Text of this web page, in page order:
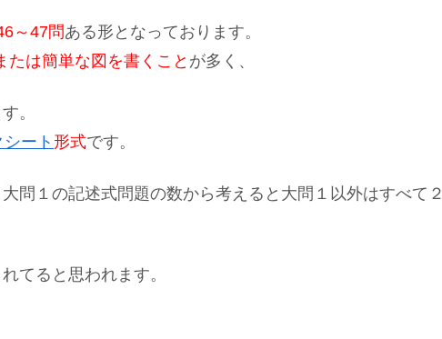
～47問ある形となっております。
は簡単な図を書くこと が多く、
。
ート 形式です。
問１の記述式問題の数から考えると大問１以外はすべて２
てると思われます。